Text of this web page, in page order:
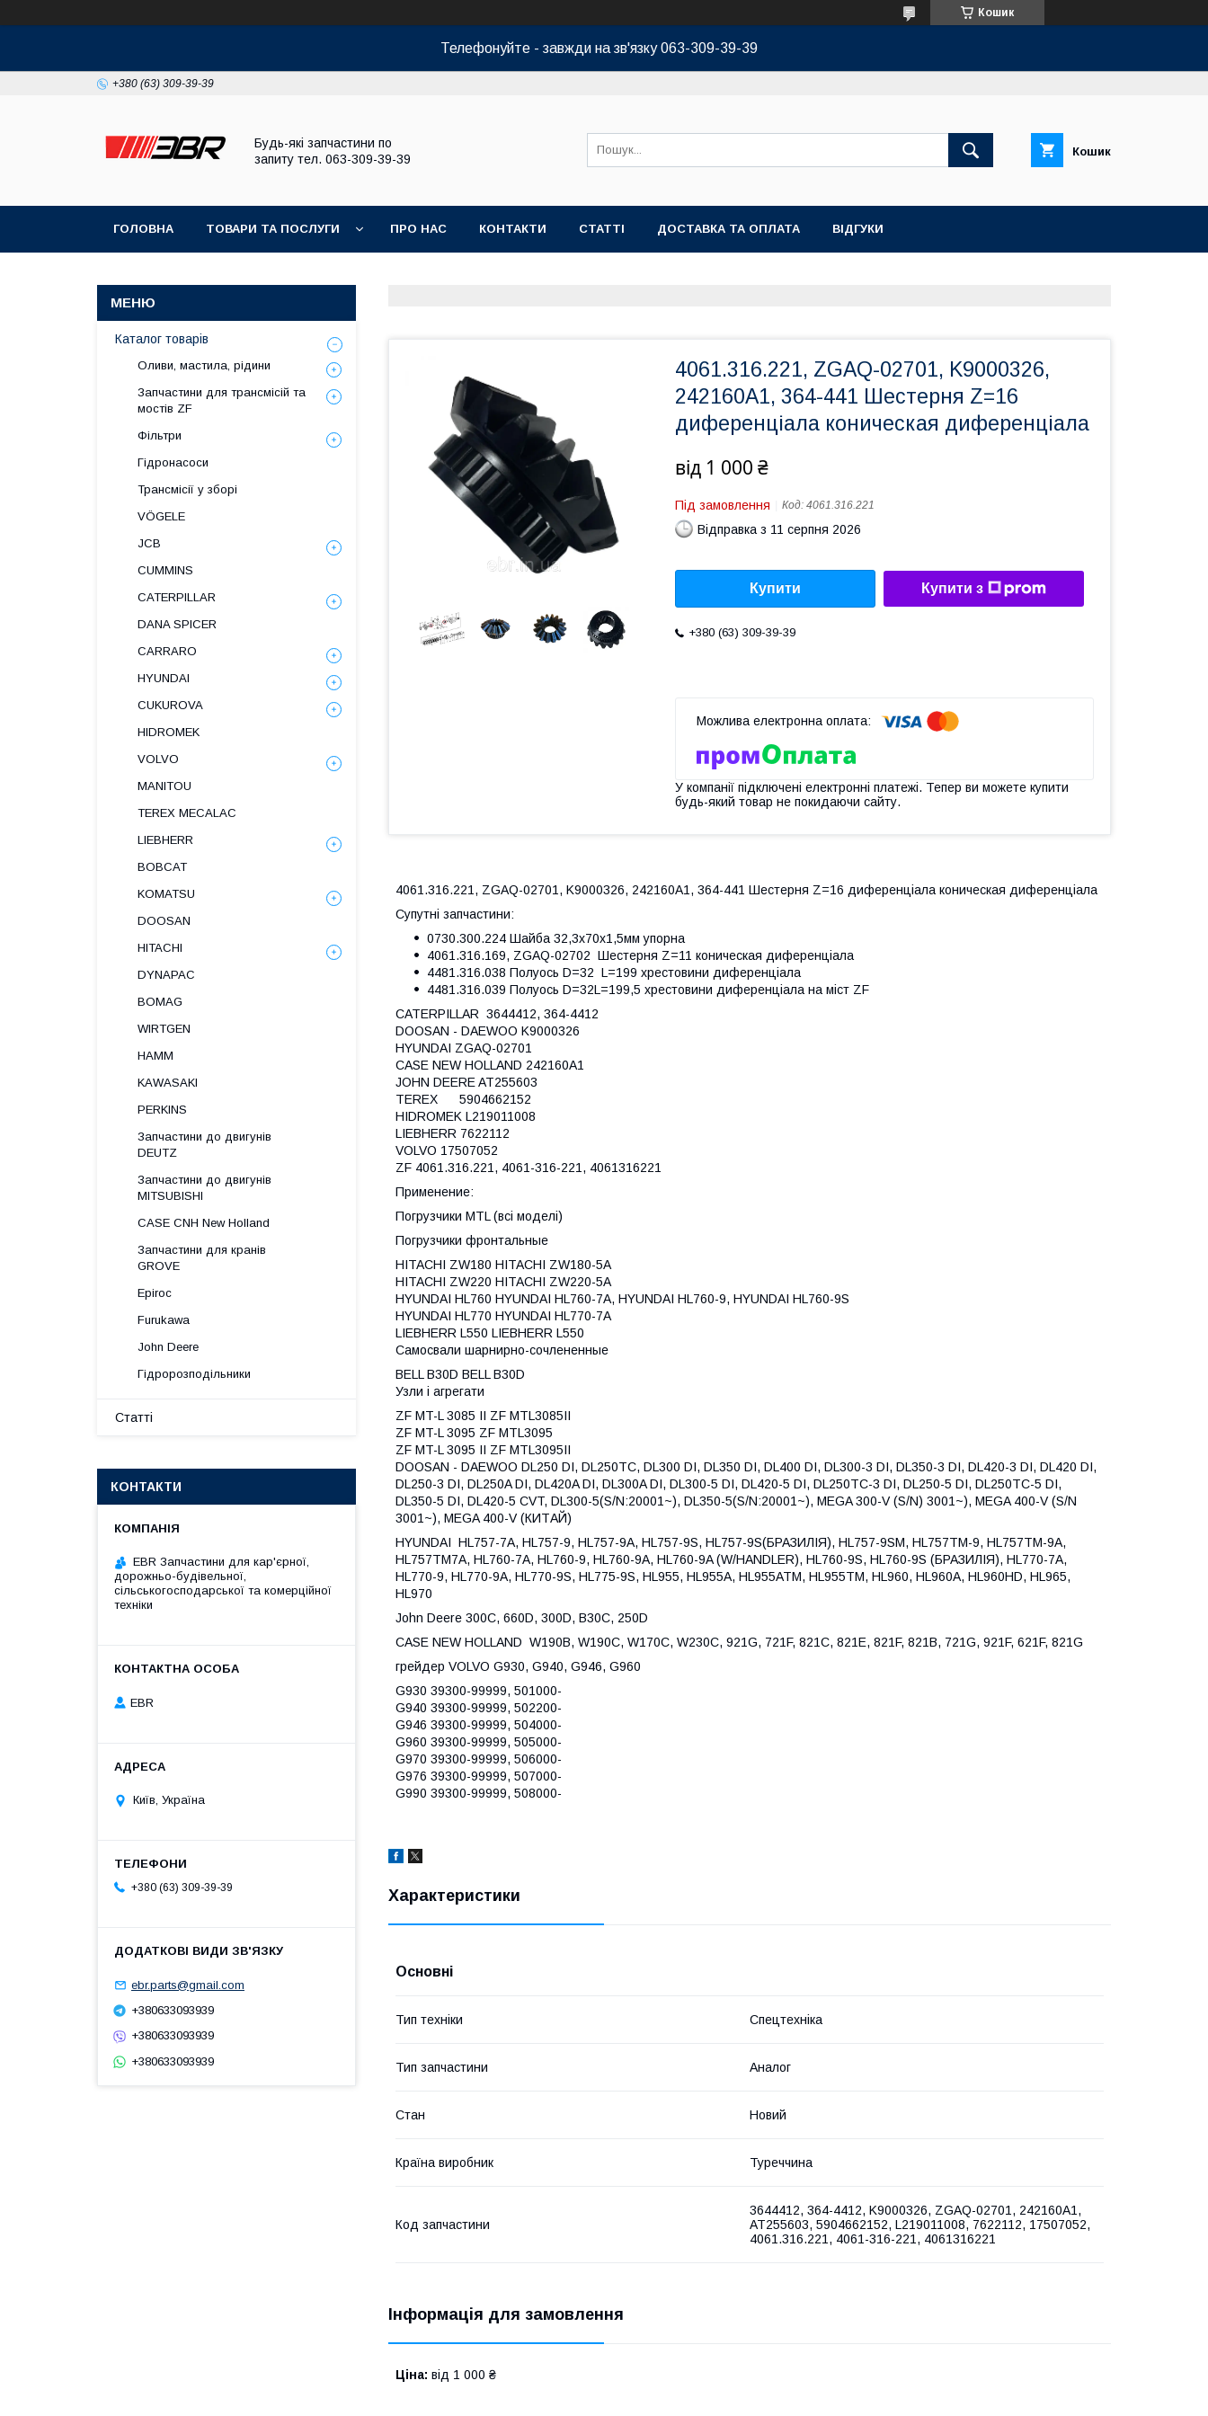
Кошик
Телефонуйте - завжди на зв'язку 063-309-39-39
+380 (63) 309-39-39
Будь-які запчастини по
запиту тел. 063-309-39-39
Кошик
ГОЛОВНА ТОВАРИ ТА ПОСЛУГИ ПРО НАС КОНТАКТИ СТАТТІ ДОСТАВКА ТА ОПЛАТА ВІДГУКИ
4061.316.221, ZGAQ-02701, K9000326,
242160A1, 364-441 Шестерня Z=16
диференціала коническая диференціала
від 1 000 ₴
Під замовлення Код: 4061.316.221
Відправка з 11 серпня 2026
Купити Купити з
+380 (63) 309-39-39
У компанії підключені електронні платежі. Тепер ви можете купити
будь-який товар не покидаючи сайту.
4061.316.221, ZGAQ-02701, K9000326, 242160A1, 364-441 Шестерня Z=16 диференціала коническая диференціала
Супутні запчастини:
0730.300.224 Шайба 32,3х70х1,5мм упорна
4061.316.169, ZGAQ-02702 Шестерня Z=11 коническая диференціала
4481.316.038 Полуось D=32 L=199 хрестовини диференціала
4481.316.039 Полуось D=32L=199,5 хрестовини диференціала на міст ZF
CATERPILLAR 3644412, 364-4412
DOOSAN - DAEWOO K9000326
HYUNDAI ZGAQ-02701
CASE NEW HOLLAND 242160A1
JOHN DEERE AT255603
TEREX 5904662152
HIDROMEK L219011008
LIEBHERR 7622112
VOLVO 17507052
ZF 4061.316.221, 4061-316-221, 4061316221
Применение:
Погрузчики MTL (всі моделі)
Погрузчики фронтальные
HITACHI ZW180 HITACHI ZW180-5A
HITACHI ZW220 HITACHI ZW220-5A
HYUNDAI HL760 HYUNDAI HL760-7A, HYUNDAI HL760-9, HYUNDAI HL760-9S
HYUNDAI HL770 HYUNDAI HL770-7A
LIEBHERR L550 LIEBHERR L550
Самосвали шарнирно-сочлененные
BELL B30D BELL B30D
Узли і агрегати
ZF MT-L 3085 II ZF MTL3085II
ZF MT-L 3095 ZF MTL3095
ZF MT-L 3095 II ZF MTL3095II
DOOSAN - DAEWOO DL250 DI, DL250TC, DL300 DI, DL350 DI, DL400 DI, DL300-3 DI, DL350-3 DI, DL420-3 DI, DL420 ​​DI,
DL250-3 DI, DL250A DI, DL420A DI, DL300A DI, DL300-5 DI, DL420-5 DI, DL250TC-3 DI, DL250-5 DI, DL250TC-5 DI,
DL350-5 DI, DL420-5 CVT, DL300-5(S/N:20001~), DL350-5(S/N:20001~), MEGA 300-V (S/N) 3001~), MEGA 400-V (S/N
3001~), MEGA 400-V (КИТАЙ)
HYUNDAI HL757-7A, HL757-9, HL757-9A, HL757-9S, HL757-9S(БРАЗИЛІЯ), HL757-9SM, HL757TM-9, HL757TM-9A,
HL757TM7A, HL760-7A, HL760-9, HL760-9A, HL760-9A (W/HANDLER), HL760-9S, HL760-9S (БРАЗИЛІЯ), HL770-7A,
HL770-9, HL770-9A, HL770-9S, HL775-9S, HL955, HL955A, HL955ATM, HL955TM, HL960, HL960A, HL960HD, HL965,
HL970
John Deere 300C, 660D, 300D, B30C, 250D
CASE NEW HOLLAND W190B, W190C, W170C, W230C, 921G, 721F, 821C, 821E, 821F, 821B, 721G, 921F, 621F, 821G
грейдер VOLVO G930, G940, G946, G960
G930 39300-99999, 501000-
G940 39300-99999, 502200-
G946 39300-99999, 504000-
G960 39300-99999, 505000-
G970 39300-99999, 506000-
G976 39300-99999, 507000-
G990 39300-99999, 508000-
Характеристики
Основні
Тип техніки Спецтехніка
Тип запчастини Аналог
Стан Новий
Країна виробник Туреччина
Код запчастини
3644412, 364-4412, K9000326, ZGAQ-02701, 242160A1,
AT255603, 5904662152, L219011008, 7622112, 17507052,
4061.316.221, 4061-316-221, 4061316221
Інформація для замовлення
Ціна: від 1 000 ₴
Каталог товарів
Оливи, мастила, рідини
Запчастини для трансмісій та
мостів ZF
Фільтри
Гідронасоси
Трансмісії у зборі
VÖGELE
JCB
CUMMINS
CATERPILLAR
DANA SPICER
СARRARO
HYUNDAI
CUKUROVA
HIDROMEK
VOLVO
MANITOU
TEREX MECALAC
LIEBHERR
BOBCAT
KOMATSU
DOOSAN
HITACHI
DYNAPAC
BOMAG
WIRTGEN
HAMM
KAWASAKI
PERKINS
Запчастини до двигунів
DEUTZ
Запчастини до двигунів
MITSUBISHI
CASE CNH New Holland
Запчастини для кранів
GROVE
Epiroc
Furukawa
John Deere
Гідророзподільники
Статті
КОНТАКТИ
EBR Запчастини для кар'єрної,
дорожньо-будівельної,
сільськогосподарської та комерційної
техніки
EBR
Київ, Україна
+380 (63) 309-39-39
ebr.parts@gmail.com
+380633093939
+380633093939
+380633093939